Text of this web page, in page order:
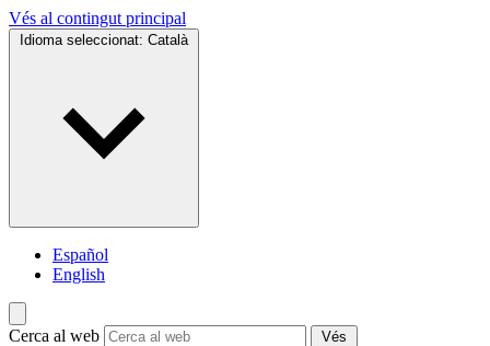
Vés al contingut principal
Idioma seleccionat: Català
Español
English
Cerca al web Vés